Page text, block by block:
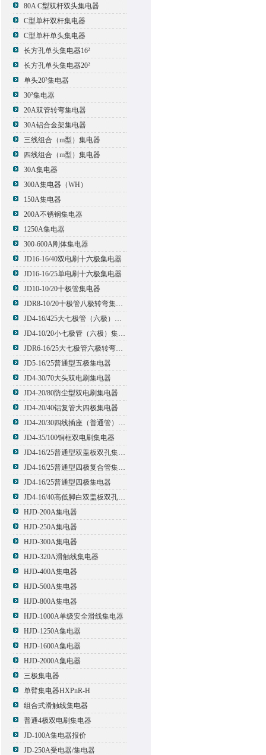
80A C型双杆双头集电器
C型单杆双杆集电器
C型单杆单头集电器
长方孔单头集电器16²
长方孔单头集电器20²
单头20²集电器
30²集电器
20A双管转弯集电器
30A铝合金架集电器
三线组合（m型）集电器
四线组合（m型）集电器
30A集电器
300A集电器（WH）
150A集电器
200A不锈钢集电器
1250A集电器
300-600A刚体集电器
JD16-16/40双电刷十六极集电器
JD16-16/25单电刷十六极集电器
JD10-10/20十极管集电器
JDR8-10/20十极管八极转弯集电器
JD4-16/425大七极管（六极）集电器
JD4-10/20小七极管（六极）集电器
JDR6-16/25大七极管六极转弯集电器
JD5-16/25普通型五极集电器
JD4-30/70大头双电刷集电器
JD4-20/80防尘型双电刷集电器
JD4-20/40铝复管大四极集电器
JD4-20/30四线插座（普通管）集电器
JD4-35/100铜框双电刷集电器
JD4-16/25普通型双盖板双孔集电器
JD4-16/25普通型四极复合管集电器
JD4-16/25普通型四极集电器
JD4-16/40高低脚白双盖板双孔集电器
HJD-200A集电器
HJD-250A集电器
HJD-300A集电器
HJD-320A滑触线集电器
HJD-400A集电器
HJD-500A集电器
HJD-800A集电器
HJD-1000A单级安全滑线集电器
HJD-1250A集电器
HJD-1600A集电器
HJD-2000A集电器
三极集电器
单臂集电器HXPnR-H
组合式滑触线集电器
普通4极双电刷集电器
JD-100A集电器报价
JD-250A受电器/集电器